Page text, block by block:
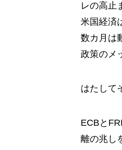
レの高止
米国経済
数カ月は
政策のメ
はたして
ECBと
離の兆し